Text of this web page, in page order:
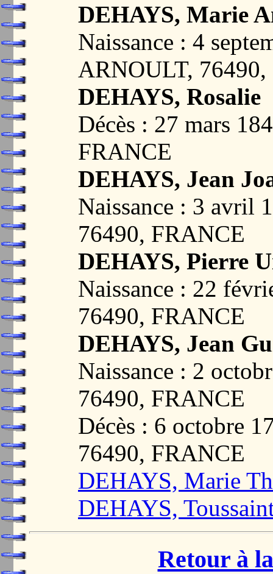
DEHAYS, Marie
Naissance : 4
ARNOULT,
DEHAYS, Rosalie
Décès : 27 mars
FRANCE
DEHAYS, Jean
Naissance : 3 avril
76490, FRANCE
DEHAYS, Pierre
Naissance : 22
76490, FRANCE
DEHAYS, Jean
Naissance : 2
76490, FRANCE
Décès : 6 octobre
76490, FRANCE
DEHAYS, Marie
DEHAYS,
Retour à